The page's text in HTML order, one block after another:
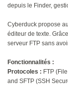
depuis le Finder,
Cyberduck propose
éditeur de texte.
serveur FTP sans
Fonctionnalités :
Protocoles : FTP
and SFTP (SSH